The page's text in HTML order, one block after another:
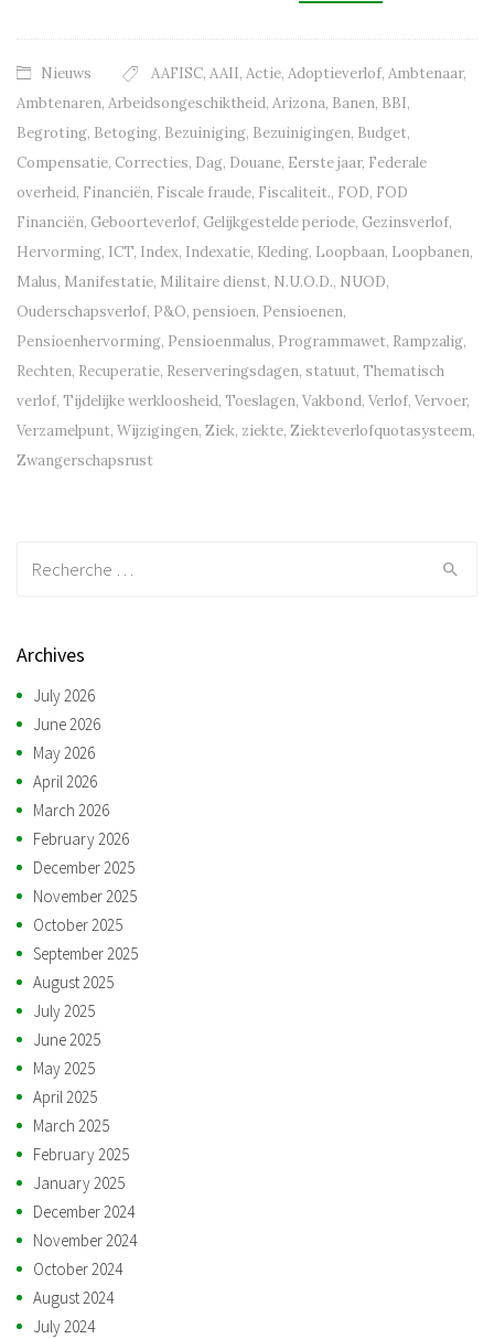
Nieuws AAFISC, AAII, Actie, Adoptieverlof, Ambtenaar,
Ambtenaren, Arbeidsongeschiktheid, Arizona, Banen, BBI,
Begroting, Betoging, Bezuiniging, Bezuinigingen, Budget,
Compensatie, Correcties, Dag, Douane, Eerste jaar, Federale
overheid, Financiën, Fiscale fraude, Fiscaliteit., FOD, FOD
Financiën, Geboorteverlof, Gelijkgestelde periode, Gezinsverlof,
Hervorming, ICT, Index, Indexatie, Kleding, Loopbaan, Loopbanen,
Malus, Manifestatie, Militaire dienst, N.U.O.D., NUOD,
Ouderschapsverlof, P&O, pensioen, Pensioenen,
Pensioenhervorming, Pensioenmalus, Programmawet, Rampzalig,
Rechten, Recuperatie, Reserveringsdagen, statuut, Thematisch
verlof, Tijdelijke werkloosheid, Toeslagen, Vakbond, Verlof, Vervoer,
Verzamelpunt, Wijzigingen, Ziek, ziekte, Ziekteverlofquotasysteem,
Zwangerschapsrust
Archives
July 2026
June 2026
May 2026
April 2026
March 2026
February 2026
December 2025
November 2025
October 2025
September 2025
August 2025
July 2025
June 2025
May 2025
April 2025
March 2025
February 2025
January 2025
December 2024
November 2024
October 2024
August 2024
July 2024